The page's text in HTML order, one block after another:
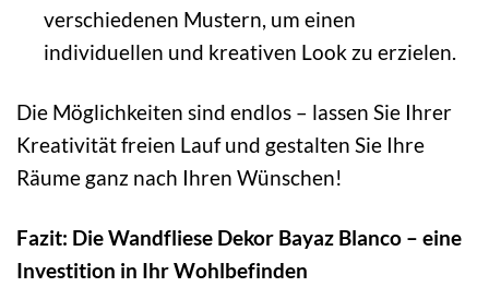
verschiedenen Mustern, um einen
individuellen und kreativen Look zu erzielen.
Die Möglichkeiten sind endlos – lassen Sie Ihrer
Kreativität freien Lauf und gestalten Sie Ihre
Räume ganz nach Ihren Wünschen!
Fazit: Die Wandfliese Dekor Bayaz Blanco – eine
Investition in Ihr Wohlbefinden